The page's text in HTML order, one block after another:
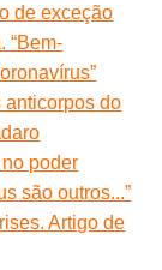
de exceção
“Bem-
anticorpos do
poder
são outros...”
Artigo de